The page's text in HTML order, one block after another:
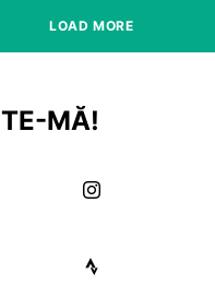
LOAD MORE
MĂ!